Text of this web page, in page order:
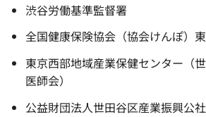
渋谷労働基準監督署
全国健康保険協会（協会けんぽ）
東京西部地域産業保健センター（
医師会）
公益財団法人世田谷区産業振興公社